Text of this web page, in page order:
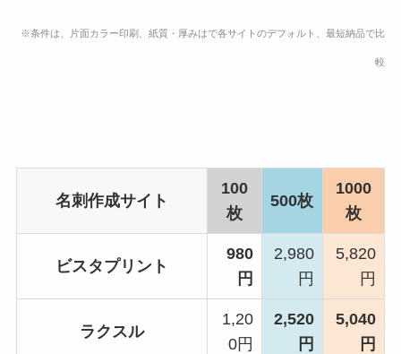
※条件は、片面カラー印刷、紙質・厚みはで各サイトのデフォルト、最短納品で比
較
名刺作成サイト
100
枚
500枚
1000
枚
ビスタプリント
980
円
2,980
円
5,820
円
ラクスル
1,20
0円
2,520
円
5,040
円